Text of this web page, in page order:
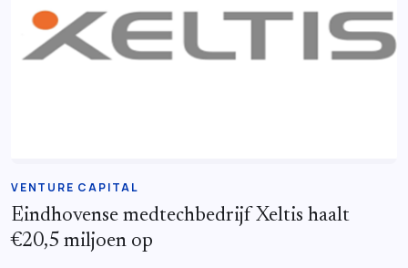
VENTURE CAPITAL
Eindhovense medtechbedrijf Xeltis haalt
€20,5 miljoen op